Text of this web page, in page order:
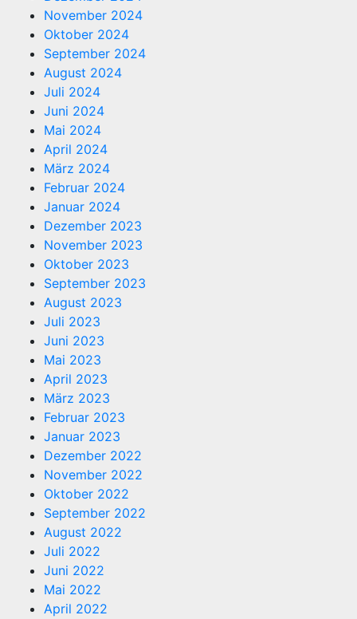
November 2024
Oktober 2024
September 2024
August 2024
Juli 2024
Juni 2024
Mai 2024
April 2024
März 2024
Februar 2024
Januar 2024
Dezember 2023
November 2023
Oktober 2023
September 2023
August 2023
Juli 2023
Juni 2023
Mai 2023
April 2023
März 2023
Februar 2023
Januar 2023
Dezember 2022
November 2022
Oktober 2022
September 2022
August 2022
Juli 2022
Juni 2022
Mai 2022
April 2022